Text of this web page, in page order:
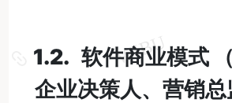
1.2. 软件商业模式
企业决策人、营销